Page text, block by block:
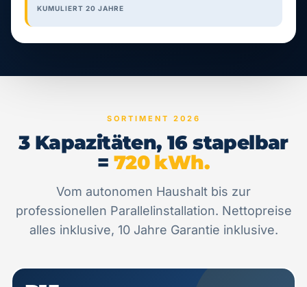
KUMULIERT 20 JAHRE
SORTIMENT 2026
3 Kapazitäten, 16 stapelbar
= 720 kWh.
Vom autonomen Haushalt bis zur
professionellen Parallelinstallation. Nettopreise
alles inklusive, 10 Jahre Garantie inklusive.